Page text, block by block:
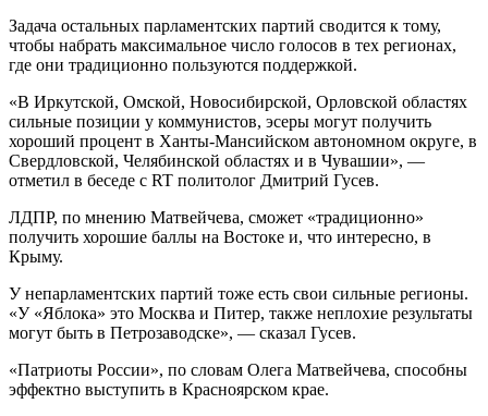
Задача остальных парламентских партий сводится к тому,
чтобы набрать максимальное число голосов в тех регионах,
где они традиционно пользуются поддержкой.
«В Иркутской, Омской, Новосибирской, Орловской областях
сильные позиции у коммунистов, эсеры могут получить
хороший процент в Ханты-Мансийском автономном округе, в
Свердловской, Челябинской областях и в Чувашии», —
отметил в беседе с RT политолог Дмитрий Гусев.
ЛДПР, по мнению Матвейчева, сможет «традиционно»
получить хорошие баллы на Востоке и, что интересно, в
Крыму.
У непарламентских партий тоже есть свои сильные регионы.
«У «Яблока» это Москва и Питер, также неплохие результаты
могут быть в Петрозаводске», — сказал Гусев.
«Патриоты России», по словам Олега Матвейчева, способны
эффектно выступить в Красноярском крае.